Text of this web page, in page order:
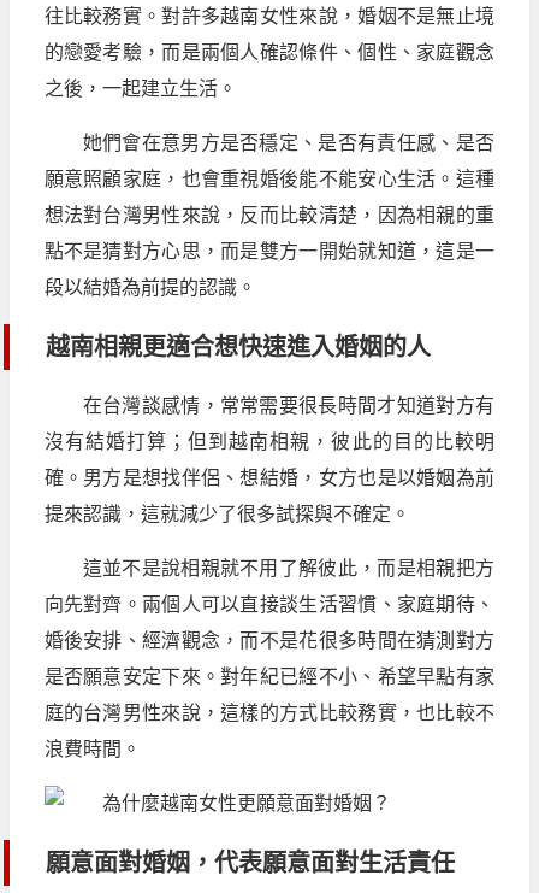
往比較務實。對許多越南女性來說，婚姻不是無止境
的戀愛考驗，而是兩個人確認條件、個性、家庭觀念
之後，一起建立生活。
她們會在意男方是否穩定、是否有責任感、是否
願意照顧家庭，也會重視婚後能不能安心生活。這種
想法對台灣男性來說，反而比較清楚，因為相親的重
點不是猜對方心思，而是雙方一開始就知道，這是一
段以結婚為前提的認識。
越南相親更適合想快速進入婚姻的人
在台灣談感情，常常需要很長時間才知道對方有
沒有結婚打算；但到越南相親，彼此的目的比較明
確。男方是想找伴侶、想結婚，女方也是以婚姻為前
提來認識，這就減少了很多試探與不確定。
這並不是說相親就不用了解彼此，而是相親把方
向先對齊。兩個人可以直接談生活習慣、家庭期待、
婚後安排、經濟觀念，而不是花很多時間在猜測對方
是否願意安定下來。對年紀已經不小、希望早點有家
庭的台灣男性來說，這樣的方式比較務實，也比較不
浪費時間。
願意面對婚姻，代表願意面對生活責任